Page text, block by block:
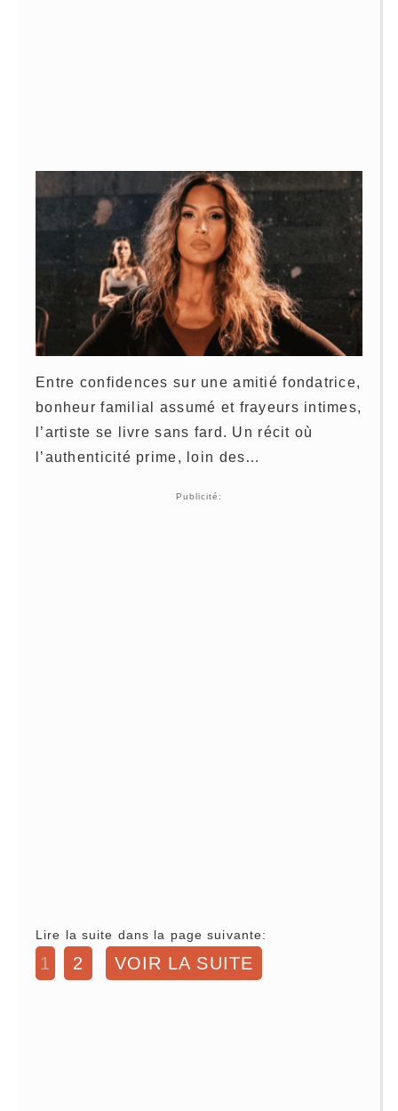
Entre confidences sur une amitié fondatrice,
bonheur familial assumé et frayeurs intimes,
l’artiste se livre sans fard. Un récit où
l’authenticité prime, loin des…
Publicité:
Lire la suite dans la page suivante:
1 2 VOIR LA SUITE